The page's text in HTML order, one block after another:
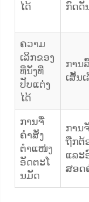
ໄດ້
ກົດດັ
ຄວາມ
ເລິກຂອງ
ທີ່ນັ່ງທີ່
ປັບແຕ່ງ
ໄດ້
ການ
ເສັ້ນ
ການຈື່
ຄຳສັ່ງ
ຕຳແໜ່ງ
ອັດຕະໂ
ນມັດ
ການ
ຖືກຕ້
ແລະ
ສອດ